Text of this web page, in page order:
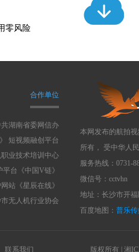
零风险
合作单位
湖南省委网信办
短视频融创平台
业技术培训中心
台《中国V链》
站《星辰在线》
无人机行业协会
本网发布的航拍
所有， 受中华人
服务热线：0731-
微信号：cctvhn
地址：长沙市开
百度地图： 普乐
联系我们 版权所有 | 湘